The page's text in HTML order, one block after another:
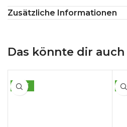
Zusätzliche Informationen
Das könnte dir
SALE